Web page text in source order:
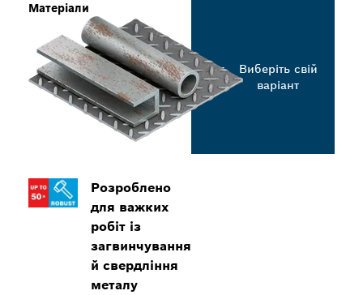
Розроблено
для важких
робіт із
загвинчування
й свердління
металу
Матеріали
Виберіть свій
варіант